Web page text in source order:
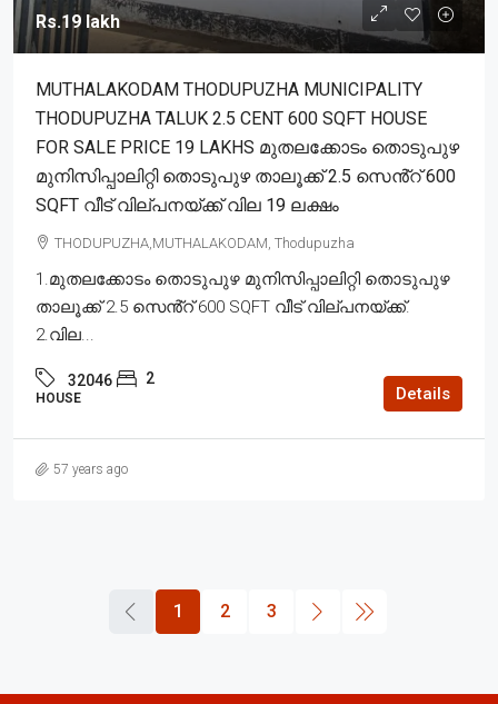
Rs.19 lakh
MUTHALAKODAM THODUPUZHA MUNICIPALITY
THODUPUZHA TALUK 2.5 CENT 600 SQFT HOUSE
FOR SALE PRICE 19 LAKHS മുതലക്കോടം തൊടുപുഴ
മുനിസിപ്പാലിറ്റി തൊടുപുഴ താലൂക്ക് 2.5 സെൻ്റ് 600
SQFT വീട് വില്പനയ്ക്ക് വില 19 ലക്ഷം
THODUPUZHA,MUTHALAKODAM, Thodupuzha
1.മുതലക്കോടം തൊടുപുഴ മുനിസിപ്പാലിറ്റി തൊടുപുഴ
താലൂക്ക് 2.5 സെൻ്റ് 600 SQFT വീട് വില്പനയ്ക്ക്.
2.വില...
32046 2
HOUSE Details
57 years ago
1 2 3